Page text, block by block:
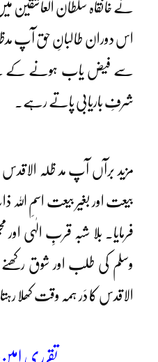
نے خانقاہ سلطان العاشقین
اس دوران طالبانِ حق آپ
سے فیض یاب ہونے کے
شرفِ باریابی پاتے رہے۔
مزید برآں آپ مد ظلہ
بیعت اور بغیر بیعت اسمِ
فرمایا۔ بلا شبہ قربِ الٰہی اور
وسلم کی طلب اور شوق
الاقدس کا دَر ہمہ وقت کھلا
تقرری